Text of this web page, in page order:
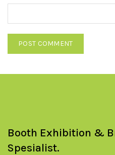
Booth Exhibition &
Spesialist.